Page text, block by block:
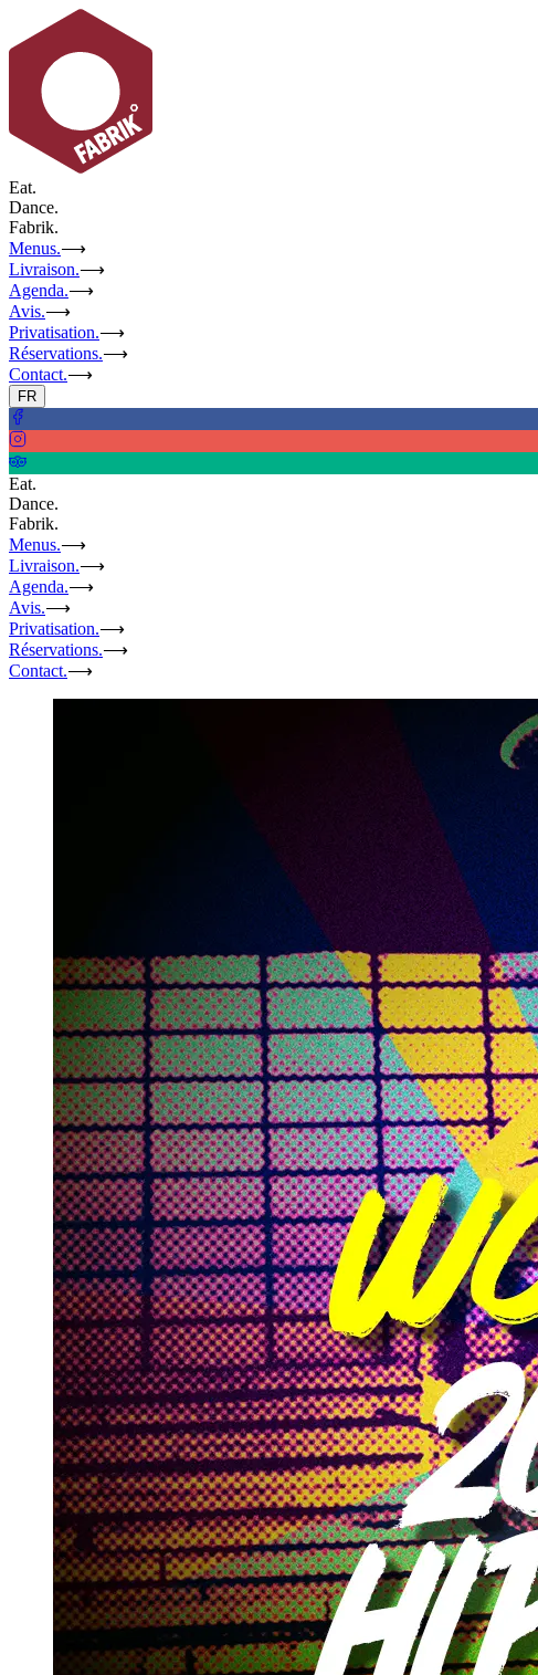
Eat.
Dance.
Fabrik.
Menus.⟶
Livraison.⟶
Agenda.⟶
Avis.⟶
Privatisation.⟶
Réservations.⟶
Contact.⟶
FR
Eat.
Dance.
Fabrik.
Menus.⟶
Livraison.⟶
Agenda.⟶
Avis.⟶
Privatisation.⟶
Réservations.⟶
Contact.⟶